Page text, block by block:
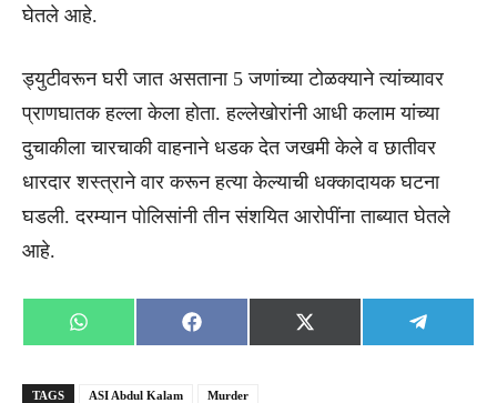
घेतले आहे.
ड्युटीवरून घरी जात असताना 5 जणांच्या टोळक्याने त्यांच्यावर
प्राणघातक हल्ला केला होता. हल्लेखोरांनी आधी कलाम यांच्या
दुचाकीला चारचाकी वाहनाने धडक देत जखमी केले व छातीवर
धारदार शस्त्राने वार करून हत्या केल्याची धक्कादायक घटना
घडली. दरम्यान पोलिसांनी तीन संशयित आरोपींना ताब्यात घेतले
आहे.
Share
on
WhatsApp
Share
on
Facebook
Share
on
X
(Twitter)
Share
on
TAGS ASI Abdul Kalam Murder